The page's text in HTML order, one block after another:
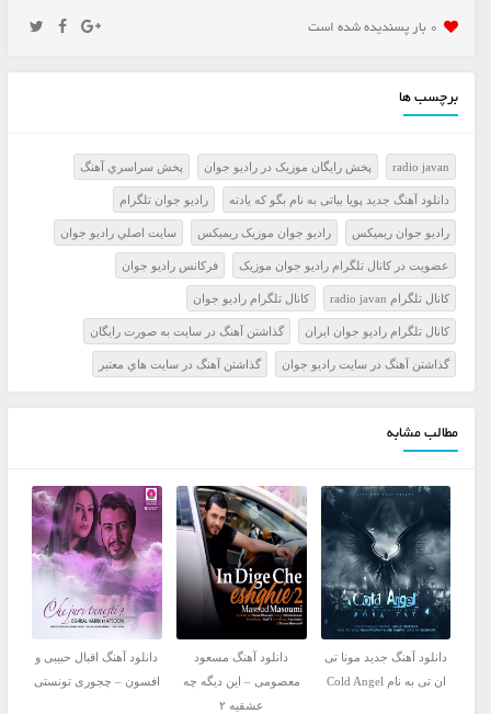
0 بار پسنديده شده است
برچسب ها
radio javan پخش رايگان موزيک در راديو جوان پخش سراسري آهنگ
دانلود آهنگ جدید پویا بیاتی به نام بگو که یادته راديو جوان تلگرام
راديو جوان ريميکس راديو جوان موزيک ريميکس سايت اصلي راديو جوان
عضويت در کانال تلگرام راديو جوان موزيک فرکانس راديو جوان
کانال تلگرام radio javan کانال تلگرام راديو جوان
کانال تلگرام راديو جوان ايران گذاشتن آهنگ در سايت به صورت رايگان
گذاشتن آهنگ در سايت راديو جوان گذاشتن آهنگ در سايت هاي معتبر
مطالب مشابه
دانلود آهنگ جدید مونا تی
ان تی به نام Cold Angel
دانلود آهنگ مسعود
معصومی – این دیگه چه
عشقیه ۲
دانلود آهنگ اقبال حبیبی و
افسون – چجوری تونستی